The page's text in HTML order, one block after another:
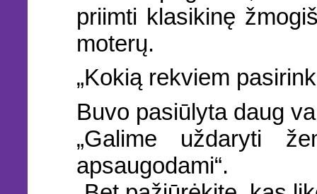
priimti klasikinę
moterų.
„Kokią rekviem
Buvo pasiūlyta daug
„Galime uždaryti
apsaugodami“.